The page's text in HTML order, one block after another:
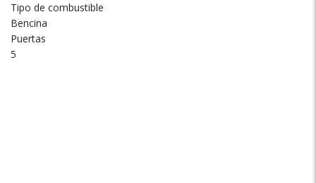
Tipo de combustible
Bencina
Puertas
5